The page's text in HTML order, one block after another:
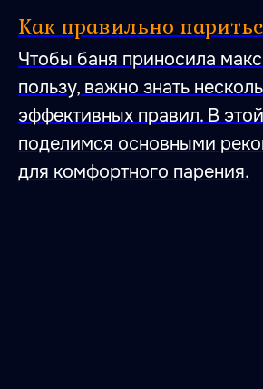
Как правильно
Чтобы баня приносила
пользу, важно знать
эффективных правил. В
поделимся основными
для комфортного парения.
Место, где влюбляются
в тишину,
умиротворение
и гармонию с собой.
Место, где влюбляются